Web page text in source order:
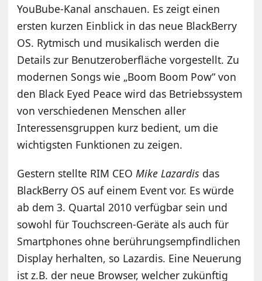
YouBube-Kanal anschauen. Es zeigt einen
ersten kurzen Einblick in das neue BlackBerry
OS. Rytmisch und musikalisch werden die
Details zur Benutzeroberfläche vorgestellt. Zu
modernen Songs wie „Boom Boom Pow“ von
den Black Eyed Peace wird das Betriebssystem
von verschiedenen Menschen aller
Interessensgruppen kurz bedient, um die
wichtigsten Funktionen zu zeigen.
Gestern stellte RIM CEOMike Lazardis das
BlackBerry OS auf einem Event vor. Es würde
ab dem 3. Quartal 2010 verfügbar sein und
sowohl für Touchscreen-Geräte als auch für
Smartphones ohne berührungsempfindlichen
Display herhalten, so Lazardis. Eine Neuerung
ist z.B. der neue Browser, welcher zukünftig